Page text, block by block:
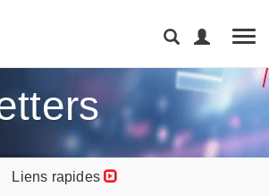
Liens rapides